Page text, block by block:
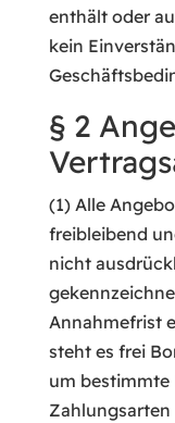
enthält oder
kein
§ 2
(1) Alle
freibleibend
nicht
Annahmefrist
steht es frei
um bestimmte